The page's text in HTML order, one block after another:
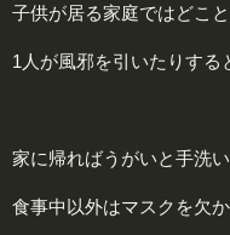
子供が居る家庭ではどこ
1人が風邪を引いたりする
家に帰ればうがいと手洗
食事中以外はマスクを欠か